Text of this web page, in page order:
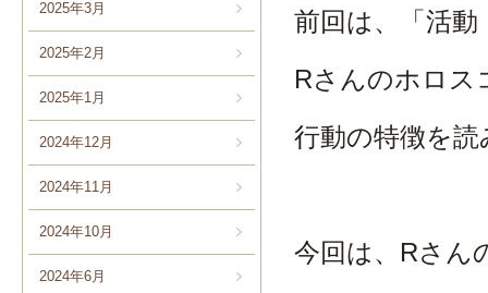
2025年3月
2025年2月
2025年1月
2024年12月
2024年11月
2024年10月
2024年6月
前回は、「活
Rさんのホロス
行動の特徴を
今回は、Rさん